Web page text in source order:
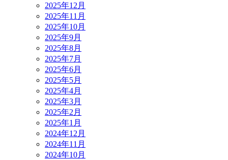
2025年12月
2025年11月
2025年10月
2025年9月
2025年8月
2025年7月
2025年6月
2025年5月
2025年4月
2025年3月
2025年2月
2025年1月
2024年12月
2024年11月
2024年10月